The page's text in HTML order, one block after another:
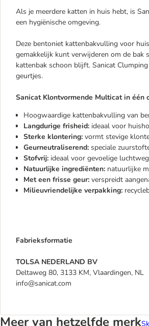
Als je meerdere katten in huis hebt, is
een hygiënische omgeving.
Deze bentoniet kattenbakvulling voor
gemakkelijk kunt verwijderen om de bak
kattenbak schoon blijft. Sanicat
geurtjes.
Sanicat Klontvormende Multicat in één
Hoogwaardige kattenbakvulling van
Langdurige frisheid: ideaal voor
Sterke klontering: vormt stevige
Geurneutraliserend: speciale
Stofvrij: ideaal voor gevoelige
Natuurlijke ingrediënten: natuurlijke
Met een frisse geur: verspreidt
Milieuvriendelijke verpakking:
Fabrieksformatie
TOLSA NEDERLAND BV
Deltaweg 80, 3133 KM, Vlaardingen, NL
info@sanicat.com
Meer van hetzelfde merk